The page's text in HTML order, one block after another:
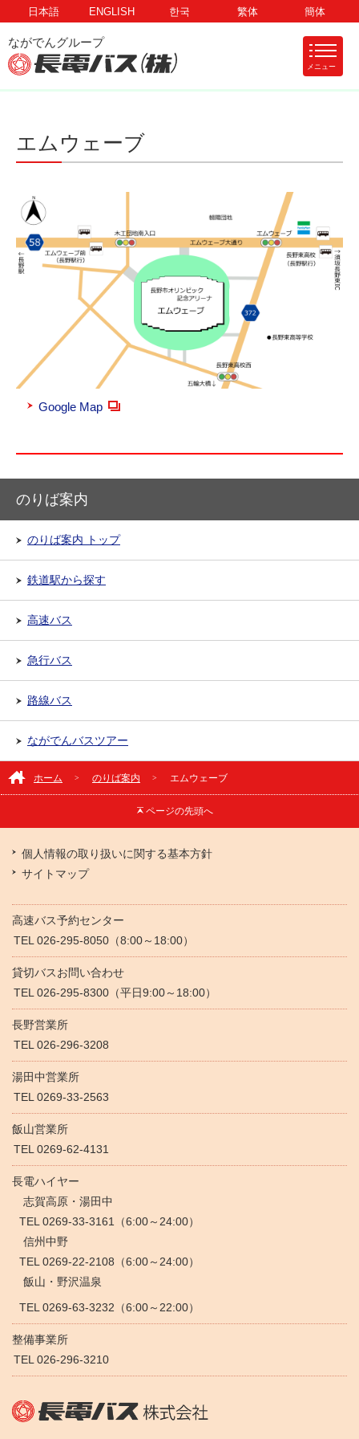
メニュー
日本語 ENGLISH 한국 繁体 簡体
エムウェーブ
Google Map
のりば案内
のりば案内 トップ
鉄道駅から探す
高速バス
急行バス
路線バス
ながでんバスツアー
ホーム のりば案内 エムウェーブ
ページの先頭へ
個人情報の取り扱いに関する基本方針
サイトマップ
高速バス予約センター
TEL 026-295-8050（8:00～18:00）
貸切バスお問い合わせ
TEL 026-295-8300（平日9:00～18:00）
長野営業所
TEL 026-296-3208
湯田中営業所
TEL 0269-33-2563
飯山営業所
TEL 0269-62-4131
長電ハイヤー
志賀高原・湯田中
TEL 0269-33-3161（6:00～24:00）
信州中野
TEL 0269-22-2108（6:00～24:00）
飯山・野沢温泉
TEL 0269-63-3232（6:00～22:00）
整備事業所
TEL 026-296-3210